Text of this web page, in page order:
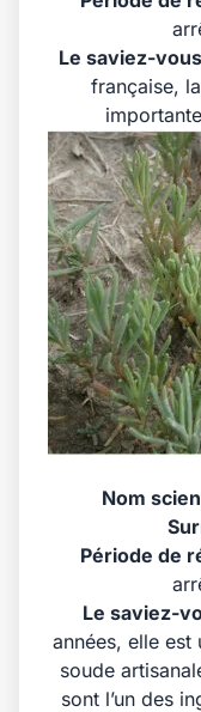
Le saviez-
française,
Nom
Période de
Le saviez-
années, elle
soude
sont l’un des